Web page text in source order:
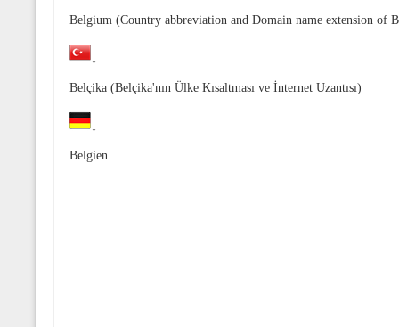
Belgium (Country abbreviation and Domain name extension of
↓
Belçika (Belçika'nın Ülke Kısaltması ve İnternet Uzantısı)
↓
Belgien